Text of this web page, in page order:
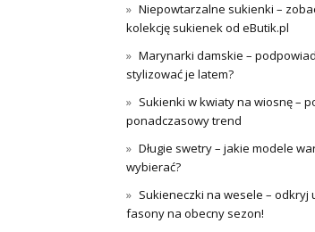
Niepowtarzalne sukienki –
kolekcję sukienek od eButik.pl
Marynarki damskie –
stylizować je latem?
Sukienki w kwiaty na wiosnę –
ponadczasowy trend
Długie swetry – jakie modele
wybierać?
Sukieneczki na wesele – odkryj
fasony na obecny sezon!